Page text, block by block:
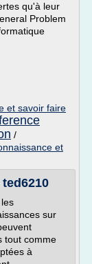
qu'à leur
Problem
et savoir faire
/
et
sur
tout comme
à